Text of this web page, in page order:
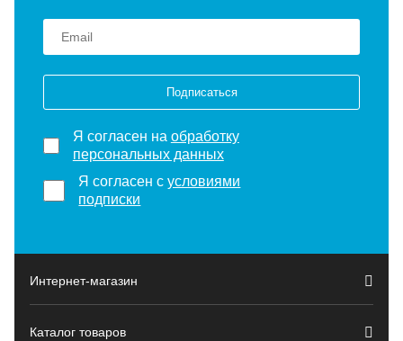
Подписаться
Я согласен на обработку
персональных данных
Я согласен сусловиями
подписки
Интернет-магазин
Каталог товаров